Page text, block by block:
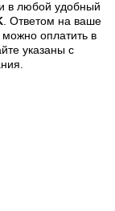
в любой удобный
. Ответом на ваше
оплатить в
указаны с